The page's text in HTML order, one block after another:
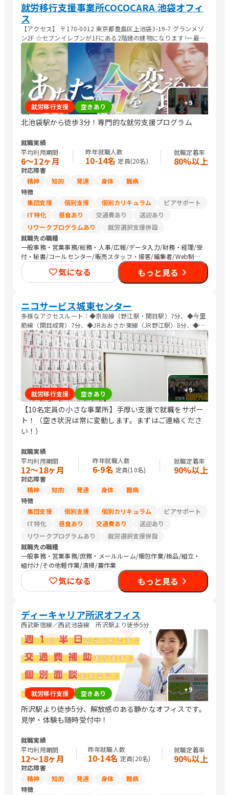
就労移行支援事業所COCOCARA 池袋オフィ
ス
【アクセス】 〒170-0012 東京都豊島区上池袋3-19-7 グランメゾ
ン2F ☆セブンイレブンが1Fにある2階建の建物になります !ー最寄
駅ー 東武東上線 北池袋駅 より徒歩3min JP埼京線 板橋駅 より徒
歩10min
+9
就労移行支援 空きあり
北池袋駅から徒歩3分！専門的な就労支援プログラム
就職実績
平均利用期間
6〜12ヶ月
昨年就職人数
10-14名 定員(20名)
就職定着率
80%以上
対応障害
精神
知的 発達 身体
難病
特徴
集団支援
個別支援 個別カリキュラム
ピアサポート
IT特化
昼食あり 交通費あり
送迎あり
リワークプログラムあり
就労選択支援併設
就職先の職種
一般事務・営業事務/総務・人事/広報/データ入力/財務・経理/受
付・秘書/コールセンター/販売スタッフ・接客/編集者/Web制作/
その他クリエイティブ/デザイナー/ライター/SEプログラマ/CAD
オペレーター/介護職員・ヘルパー/保育士/農作業/マーケティン
グ・広告関連
気になる もっと見る
ニコサービス城東センター
多様なアクセスルート：◆京阪線（野江駅・関目駅）7分、◆今里
筋線（関目成育）7分、◆JRおおさか東線（JR野江駅）8分、◆長
堀鶴見緑地線（蒲生四丁目駅）10分、◆谷町線（関目高殿駅）13
分。
+9
就労移行支援 空きあり
【10名定員の小さな事業所】手厚い支援で就職をサポー
ト！（空き状況は常に変動します。まずはご連絡くださ
い！）
就職実績
平均利用期間
12〜18ヶ月
昨年就職人数
6-9名 定員(10名)
就職定着率
90%以上
対応障害
精神
知的 発達 身体
難病
特徴
集団支援
個別支援 個別カリキュラム
ピアサポート
IT特化
昼食あり 交通費あり
送迎あり
リワークプログラムあり
就労選択支援併設
就職先の職種
一般事務・営業事務/庶務・メールルーム/梱包作業/検品/組立・
組付け/その他軽作業/清掃/農作業
気になる もっと見る
ディーキャリア所沢オフィス
西武新宿線／西武池袋線 所沢駅より徒歩5分
+9
就労移行支援 空きあり
所沢駅より徒歩5分、解放感のある静かなオフィスです。
見学・体験も随時受付中！
就職実績
平均利用期間
12〜18ヶ月
昨年就職人数
10-14名 定員(20名)
就職定着率
90%以上
対応障害
精神
知的 発達 身体
難病
特徴